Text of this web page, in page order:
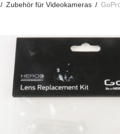
/ Zubehör für Videokameras /